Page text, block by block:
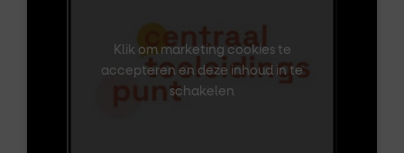
Klik om marketing cookies te
accepteren en deze inhoud in te
schakelen